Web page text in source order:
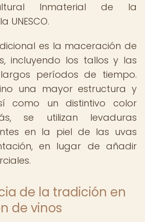
Inmaterial de la
UNESCO.
es la maceración de
incluyendo los tallos y las
períodos de tiempo.
una mayor estructura y
como un distintivo color
se utilizan levaduras
en la piel de las uvas
en lugar de añadir
de la tradición en
de vinos